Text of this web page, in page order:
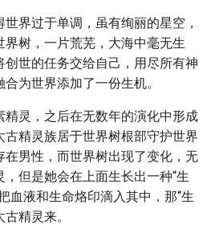
界过于单调，虽有绚丽的星空，
树，一片荒芜，大海中毫无生
世的任务交给自己，用尽所有神
为世界添加了一份生机。
精灵，之后在无数年的演化中形成
古精灵族居于世界树根部守护世界
男性，而世界树出现了变化，无
但是她会在上面生长出一种“生
血液和生命烙印滴入其中，那“生
精灵来。